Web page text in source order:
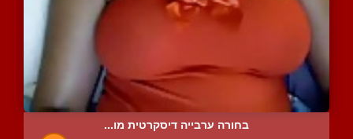
בחורה ערבייה דיסקרטית מו...